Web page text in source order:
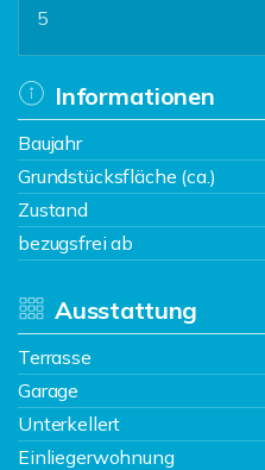
5
Informationen
Baujahr
Grundstücksfläche (ca.)
Zustand
bezugsfrei ab
Ausstattung
Terrasse
Garage
Unterkellert
Einliegerwohnung